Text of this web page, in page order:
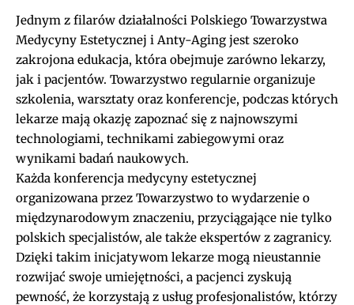
Jednym z filarów działalności Polskiego Towarzystwa
Medycyny Estetycznej i Anty-Aging jest szeroko
zakrojona edukacja, która obejmuje zarówno lekarzy,
jak i pacjentów. Towarzystwo regularnie organizuje
szkolenia, warsztaty oraz konferencje, podczas których
lekarze mają okazję zapoznać się z najnowszymi
technologiami, technikami zabiegowymi oraz
wynikami badań naukowych.
Każda konferencja medycyny estetycznej
organizowana przez Towarzystwo to wydarzenie o
międzynarodowym znaczeniu, przyciągające nie tylko
polskich specjalistów, ale także ekspertów z zagranicy.
Dzięki takim inicjatywom lekarze mogą nieustannie
rozwijać swoje umiejętności, a pacjenci zyskują
pewność, że korzystają z usług profesjonalistów, którzy